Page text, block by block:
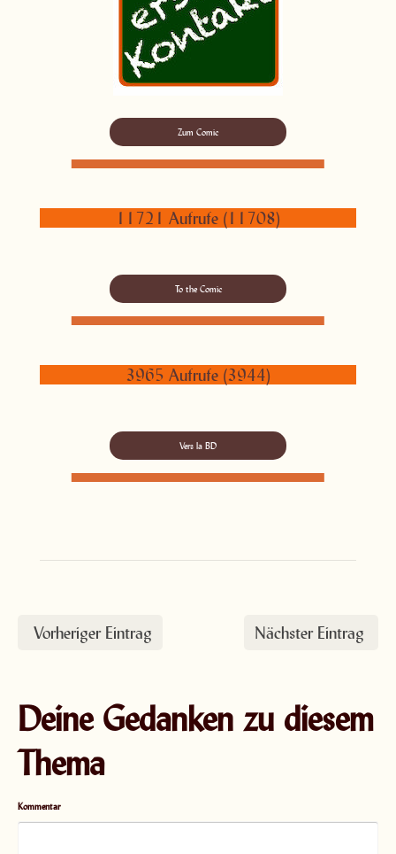
Zum Comic
11721 Aufrufe (11708)
To the Comic
3965 Aufrufe (3944)
Vers la BD
Vorheriger Eintrag Nächster Eintrag
Deine Gedanken zu diesem
Thema
Kommentar